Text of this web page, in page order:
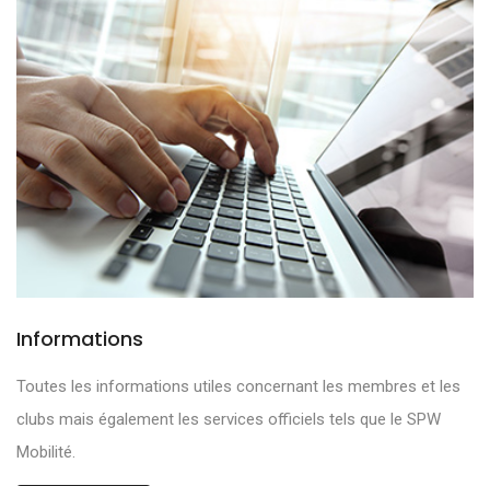
Informations
Toutes les informations utiles concernant les membres et les
clubs mais également les services officiels tels que le SPW
Mobilité.